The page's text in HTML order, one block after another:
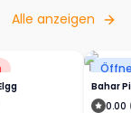
Alle anzeigen
Bahar
0.00